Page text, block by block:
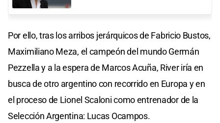
Por ello, tras los arribos jerárquicos de Fabricio Bustos,
Maximiliano Meza, el campeón del mundo Germán
Pezzella y a la espera de Marcos Acuña, River iría en
busca de otro argentino con recorrido en Europa y en
el proceso de Lionel Scaloni como entrenador de la
Selección Argentina: Lucas Ocampos.